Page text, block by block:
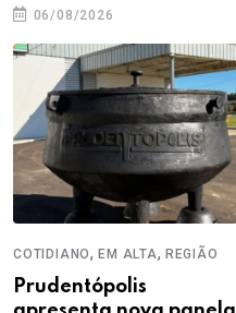
06/08/2026
COTIDIANO,EM ALTA, REGIÃO
Prudentópolis